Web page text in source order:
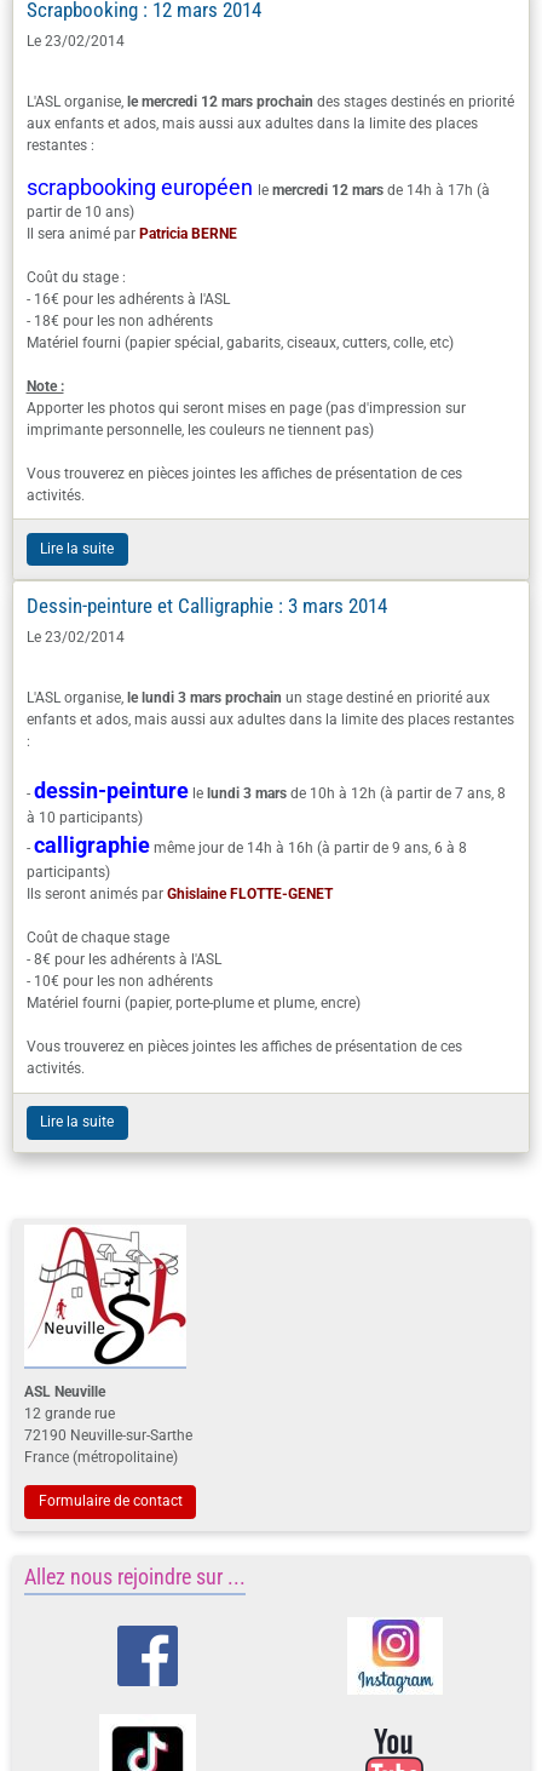
Scrapbooking : 12 mars 2014
Le 23/02/2014
L'ASL organise, le mercredi 12 mars prochain des stages destinés en priorité
aux enfants et ados, mais aussi aux adultes dans la limite des places
restantes :
scrapbooking européen le mercredi 12 marsde 14h à 17h (à
partir de 10 ans)
Il sera animé parPatricia BERNE
Coût du stage :
- 16€ pour les adhérents à l'ASL
- 18€ pour les non adhérents
Matériel fourni (papier spécial, gabarits, ciseaux, cutters, colle, etc)
Note :
Apporter les photos qui seront mises en page (pas d'impression sur
imprimante personnelle, les couleurs ne tiennent pas)
Vous trouverez en pièces jointes les affiches de présentation de ces
activités.
Lire la suite
Dessin-peinture et Calligraphie : 3 mars 2014
Le 23/02/2014
L'ASL organise, le lundi 3 mars prochain un stage destiné en priorité aux
enfants et ados, mais aussi aux adultes dans la limite des places restantes
:
- dessin-peinturele lundi 3 marsde 10h à 12h (à partir de 7 ans, 8
à 10 participants)
- calligraphiemême jour de 14h à 16h (à partir de 9 ans, 6 à 8
participants)
Ils seront animés par Ghislaine FLOTTE-GENET
Coût de chaque stage
- 8€ pour les adhérents à l'ASL
- 10€ pour les non adhérents
Matériel fourni (papier, porte-plume et plume, encre)
Vous trouverez en pièces jointes les affiches de présentation de ces
activités.
Lire la suite
ASL Neuville
12 grande rue
72190 Neuville-sur-Sarthe
France (métropolitaine)
Formulaire de contact
Allez nous rejoindre sur ...